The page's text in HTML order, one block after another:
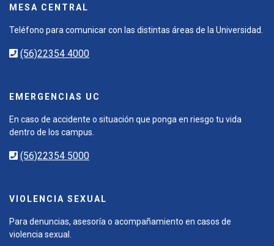
MESA CENTRAL
Teléfono para comunicar con las distintas áreas de la Universidad.
(56)22354 4000
EMERGENCIAS UC
En caso de accidente o situación que ponga en riesgo tu vida
dentro de los campus.
(56)22354 5000
VIOLENCIA SEXUAL
Para denuncias, asesoría o acompañamiento en casos de
violencia sexual.